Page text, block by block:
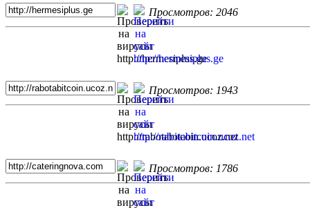
Просмотров: 2046
Просмотров: 1943
Просмотров: 1786